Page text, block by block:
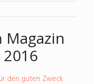
den guten Zweck